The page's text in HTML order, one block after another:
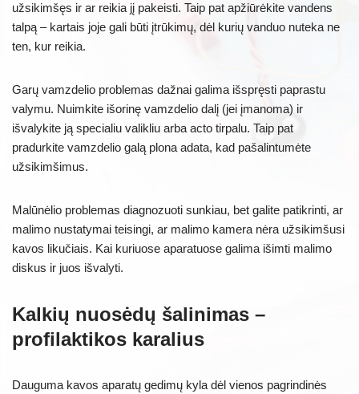
užsikimšęs ir ar reikia jį pakeisti. Taip pat apžiūrėkite vandens
talpą – kartais joje gali būti įtrūkimų, dėl kurių vanduo nuteka ne
ten, kur reikia.
Garų vamzdelio problemas dažnai galima išspręsti paprastu
valymu. Nuimkite išorinę vamzdelio dalį (jei įmanoma) ir
išvalykite ją specialiu valikliu arba acto tirpalu. Taip pat
pradurkite vamzdelio galą plona adata, kad pašalintumėte
užsikimšimus.
Malūnėlio problemas diagnozuoti sunkiau, bet galite patikrinti, ar
malimo nustatymai teisingi, ar malimo kamera nėra užsikimšusi
kavos likučiais. Kai kuriuose aparatuose galima išimti malimo
diskus ir juos išvalyti.
Kalkių nuosėdų šalinimas –
profilaktikos karalius
Dauguma kavos aparatų gedimų kyla dėl vienos pagrindinės